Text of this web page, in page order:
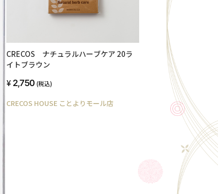
CRECOS ナチュラルハーブケア 20ラ
イトブラウン
2,750 (税込)
CRECOS HOUSE ことよりモール店